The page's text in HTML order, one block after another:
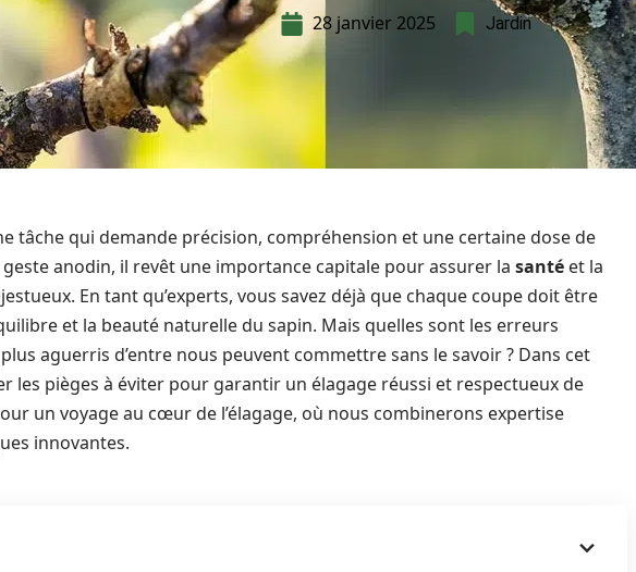
28 janvier 2025 Jardin
tâche qui demande précision, compréhension et une certaine dose de
geste anodin, il revêt une importance capitale pour assurer la santé et la
En tant qu’experts, vous savez déjà que chaque coupe doit être
et la beauté naturelle du sapin. Mais quelles sont les erreurs
aguerris d’entre nous peuvent commettre sans le savoir ? Dans cet
les pièges à éviter pour garantir un élagage réussi et respectueux de
un voyage au cœur de l’élagage, où nous combinerons expertise
innovantes.